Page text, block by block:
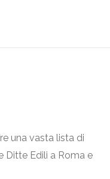
una vasta lista di
Ditte Edili a Roma e